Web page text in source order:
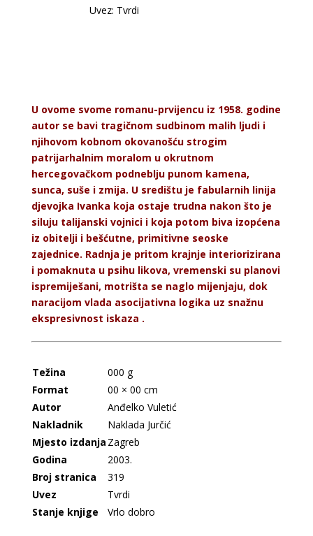
Uvez: Tvrdi
U ovome svome romanu-prvijencu iz 1958. godine
autor se bavi tragičnom sudbinom malih ljudi i
njihovom kobnom okovanošću strogim
patrijarhalnim moralom u okrutnom
hercegovačkom podneblju punom kamena,
sunca, suše i zmija. U središtu je fabularnih linija
djevojka Ivanka koja ostaje trudna nakon što je
siluju talijanski vojnici i koja potom biva izopćena
iz obitelji i bešćutne, primitivne seoske
zajednice. Radnja je pritom krajnje interiorizirana
i pomaknuta u psihu likova, vremenski su planovi
ispremiješani, motrišta se naglo mijenjaju, dok
naracijom vlada asocijativna logika uz snažnu
ekspresivnost iskaza .
Težina
000 g
Format
00 × 00 cm
Autor
Anđelko Vuletić
Nakladnik
Naklada Jurčić
Mjesto izdanja Zagreb
Godina
2003.
Broj stranica
319
Uvez
Tvrdi
Stanje knjige
Vrlo dobro